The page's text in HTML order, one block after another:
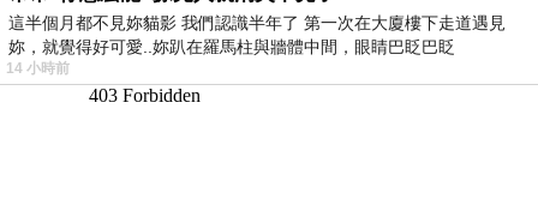
這半個月都不見妳貓影 我們認識半年了 第一次在大廈樓下走道遇見
妳，就覺得好可愛..妳趴在羅馬柱與牆體中間，眼睛巴眨巴眨
14 小時前